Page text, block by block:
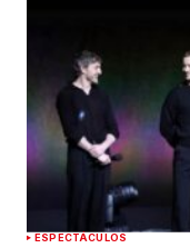
ESPECTÁCULOS